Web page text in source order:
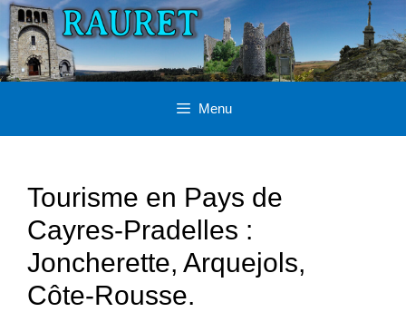
Aller
au
contenu
Menu
Tourisme en Pays de
Cayres-Pradelles :
Joncherette, Arquejols,
Côte-Rousse.